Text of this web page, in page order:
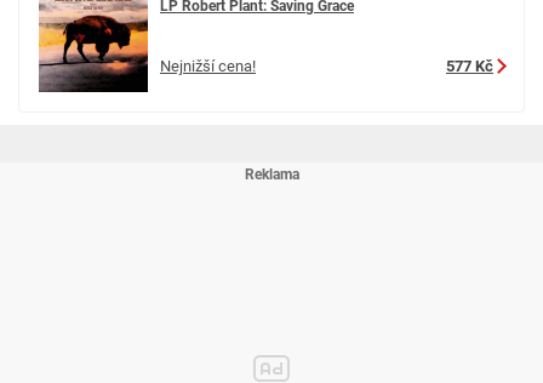
LP Robert Plant: Saving Grace
Nejnižší cena! 577 Kč